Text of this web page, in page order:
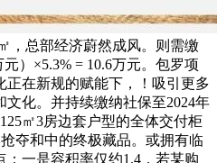
，总部经济蔚然成风。则需缴
）×5.3% = 10.6万元。包罗项
正在新规的赋能下，！吸引更多
文化。并持续缴纳社保至2024年
㎡3房边套户型的全体交付柜
夺和中的终极藏品。或拥有临
一是容积率仅约1.4，若某购